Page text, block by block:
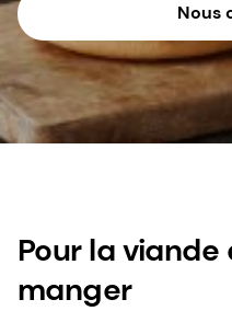
Nous
Pour la
manger